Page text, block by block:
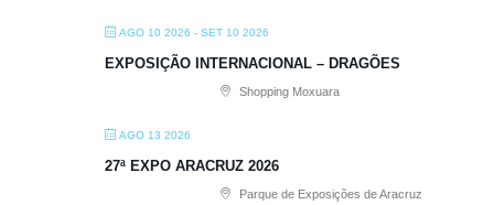
AGO 10 2026 - SET 10 2026
EXPOSIÇÃO INTERNACIONAL – DRAGÕES
Shopping Moxuara
AGO 13 2026
27ª EXPO ARACRUZ 2026
Parque de Exposições de Aracruz